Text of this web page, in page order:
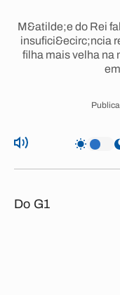
M&atilde;e do Rei
insufici&ecirc;ncia
filha mais velha na
Do G1